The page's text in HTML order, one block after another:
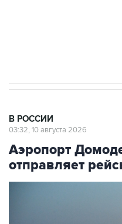
В РОССИИ
03:32, 10 августа 2026
Аэропорт
отправляет